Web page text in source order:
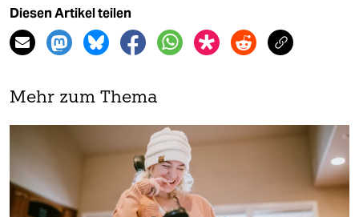
Diesen Artikel teilen
Mehr zum Thema